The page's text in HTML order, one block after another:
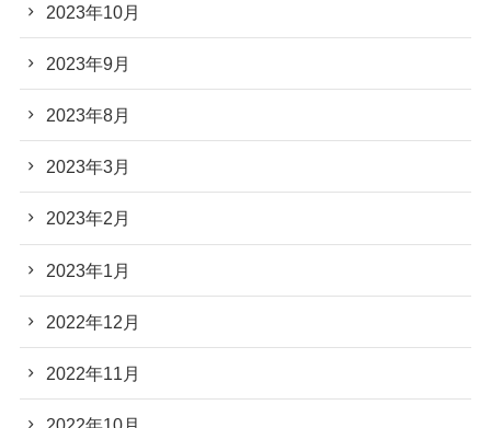
2023年10月
2023年9月
2023年8月
2023年3月
2023年2月
2023年1月
2022年12月
2022年11月